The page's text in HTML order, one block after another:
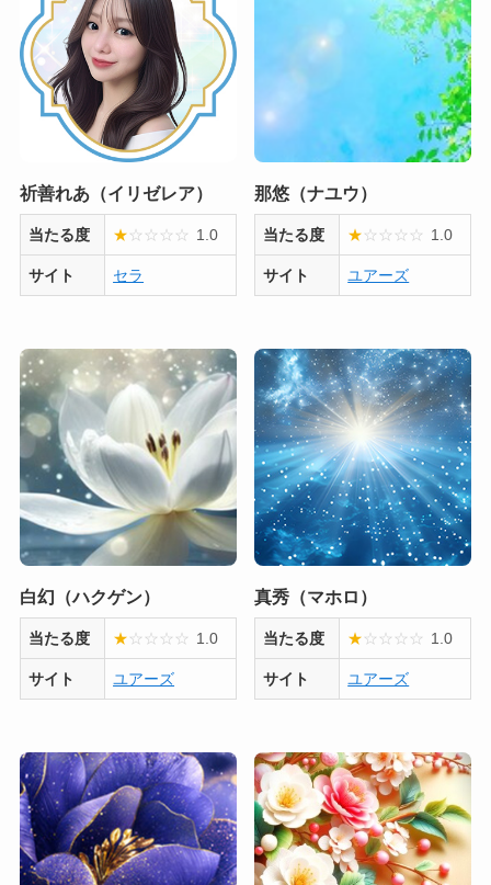
祈善れあ（イリゼレア）
当たる度 ★☆ ☆ ☆ ☆ 1.0
サイト セラ
那悠（ナユウ）
当たる度 ★☆ ☆ ☆ ☆ 1.0
サイト ユアーズ
白幻（ハクゲン）
当たる度 ★☆ ☆ ☆ ☆ 1.0
サイト ユアーズ
真秀（マホロ）
当たる度 ★☆ ☆ ☆ ☆ 1.0
サイト ユアーズ